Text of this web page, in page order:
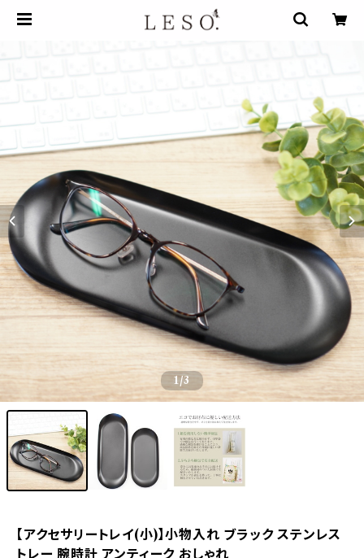
1/3
【アクセサリートレイ(小)】小物入れ ブラック ステンレス
トレー 腕時計 アンティーク おしゃれ